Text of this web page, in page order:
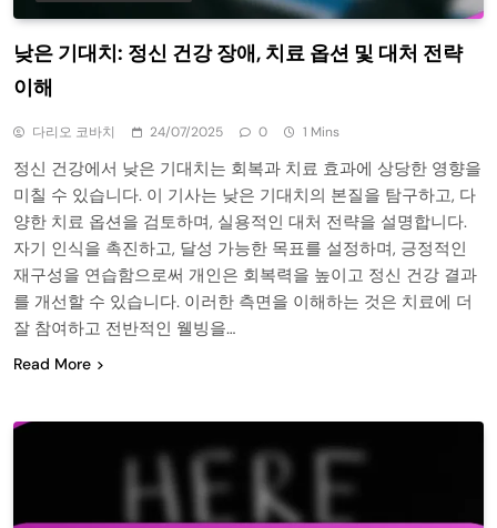
낮은 기대치: 정신 건강 장애, 치료 옵션 및 대처 전략
이해
다리오 코바치 24/07/2025 0 1 Mins
정신 건강에서 낮은 기대치는 회복과 치료 효과에 상당한 영향을
미칠 수 있습니다. 이 기사는 낮은 기대치의 본질을 탐구하고, 다
양한 치료 옵션을 검토하며, 실용적인 대처 전략을 설명합니다.
자기 인식을 촉진하고, 달성 가능한 목표를 설정하며, 긍정적인
재구성을 연습함으로써 개인은 회복력을 높이고 정신 건강 결과
를 개선할 수 있습니다. 이러한 측면을 이해하는 것은 치료에 더
잘 참여하고 전반적인 웰빙을…
Read More